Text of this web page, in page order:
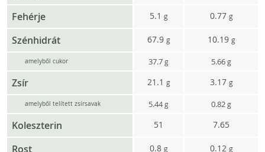
Fehérje 5.1 g 0.77 g
Szénhidrát 67.9 g 10.19 g
amelyből cukor 37.7g 5.66g
Zsír 21.1 g 3.17 g
amelyből telített zsírsavak 5.44g 0.82g
Koleszterin 51 7.65
Rost 0.8 g 0.12 g